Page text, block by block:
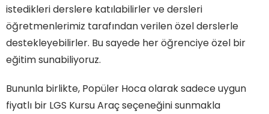
istedikleri derslere katılabilirler ve dersleri
öğretmenlerimiz tarafından verilen özel derslerle
destekleyebilirler. Bu sayede her öğrenciye özel bir
eğitim sunabiliyoruz.
Bununla birlikte, Popüler Hoca olarak sadece uygun
fiyatlı bir LGS Kursu Araç seçeneğini sunmakla